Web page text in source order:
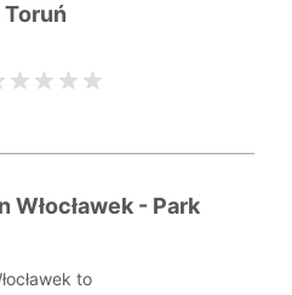
Włocławek - Park
to